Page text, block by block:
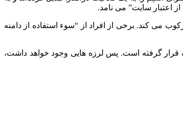
اعتبار سایت” می نامد.
می کند. برخی از افراد از “سوء استفاده از دامنه
قرار گرفته است. پس لرزه هایی وجود خواهد داشت،